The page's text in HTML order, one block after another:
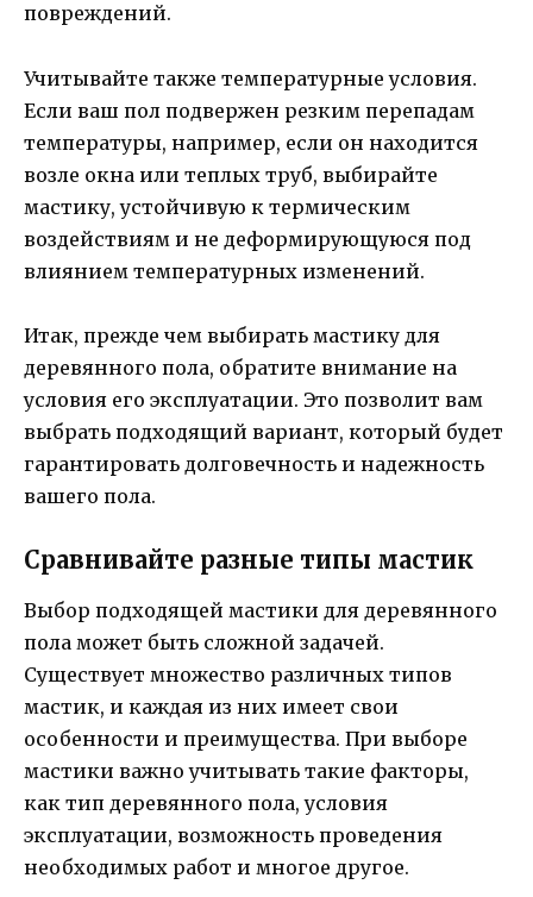
повреждений.
Учитывайте также температурные условия.
Если ваш пол подвержен резким перепадам
температуры, например, если он находится
возле окна или теплых труб, выбирайте
мастику, устойчивую к термическим
воздействиям и не деформирующуюся под
влиянием температурных изменений.
Итак, прежде чем выбирать мастику для
деревянного пола, обратите внимание на
условия его эксплуатации. Это позволит вам
выбрать подходящий вариант, который будет
гарантировать долговечность и надежность
вашего пола.
Сравнивайте разные типы мастик
Выбор подходящей мастики для деревянного
пола может быть сложной задачей.
Существует множество различных типов
мастик, и каждая из них имеет свои
особенности и преимущества. При выборе
мастики важно учитывать такие факторы,
как тип деревянного пола, условия
эксплуатации, возможность проведения
необходимых работ и многое другое.